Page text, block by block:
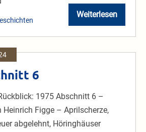
Weiterlesen
1975
Abschnitt
7
6
1975 Abschnitt 6 –
Heinrich Figge – Aprilscherze,
abgelehnt, Höringhäuser